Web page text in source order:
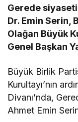
Gerede
Dr. Emin Serin,
Olağan Büyük
Genel Başkan
Büyük Birlik
Kurultayı’nın
Divanı’nda,
Ahmet Emin